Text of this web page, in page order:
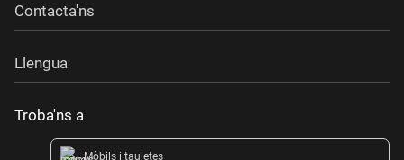
Contacta'ns
Llengua
Troba'ns a
Mòbils i tauletes